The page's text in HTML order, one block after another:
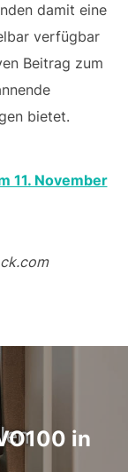
damit eine
verfügbar
Beitrag zum
bietet.
11. November
in